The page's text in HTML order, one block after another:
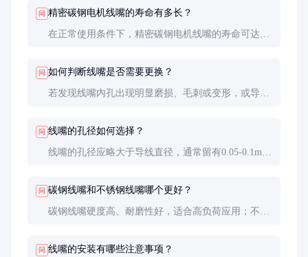
问 精密碳钢电机线嘴的寿命有多长？
在正常使用条件下，精密碳钢电机线嘴的寿命可达5
问 如何判断线嘴是否需要更换？
若发现线嘴内孔出现明显磨损、毛刺或变形，或导线
问 线嘴的孔径如何选择？
线嘴的孔径应略大于导线直径，通常留有0.05-0.1mm
问 碳钢线嘴和不锈钢线嘴哪个更好？
碳钢线嘴硬度高、耐磨性好，适合高负荷应用；不锈
问 线嘴的安装有哪些注意事项？